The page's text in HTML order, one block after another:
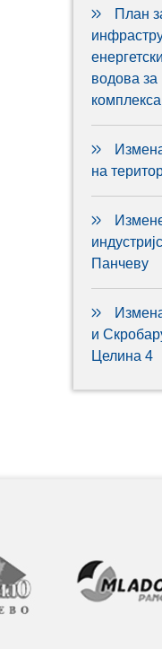
План
водова
на
Панчеву
и
Целина 4